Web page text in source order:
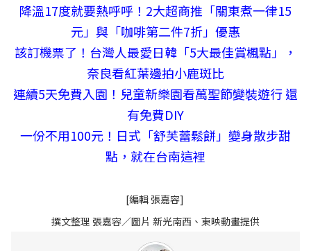
降溫17度就要熱呼呼！2大超商推「關東煮一律15
元」與「咖啡第二件7折」優惠
該訂機票了！台灣人最愛日韓「5大最佳賞楓點」，
奈良看紅葉邊拍小鹿斑比
連續5天免費入園！兒童新樂園看萬聖節變裝遊行 還
有免費DIY
一份不用100元！日式「舒芙蕾鬆餅」變身散步甜
點，就在台南這裡
[編輯 張嘉容]
撰文整理 張嘉容／圖片 新光南西、東映動畫提供